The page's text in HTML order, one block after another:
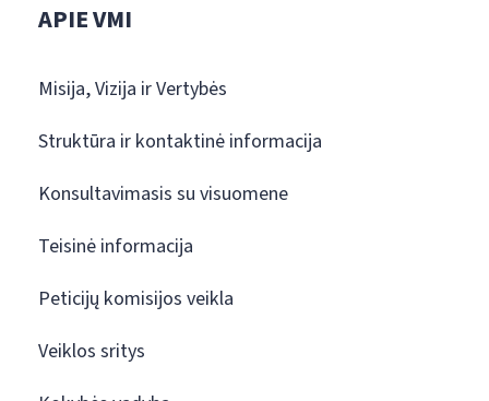
APIE VMI
Misija, Vizija ir Vertybės
Struktūra ir kontaktinė informacija
Konsultavimasis su visuomene
Teisinė informacija
Peticijų komisijos veikla
Veiklos sritys